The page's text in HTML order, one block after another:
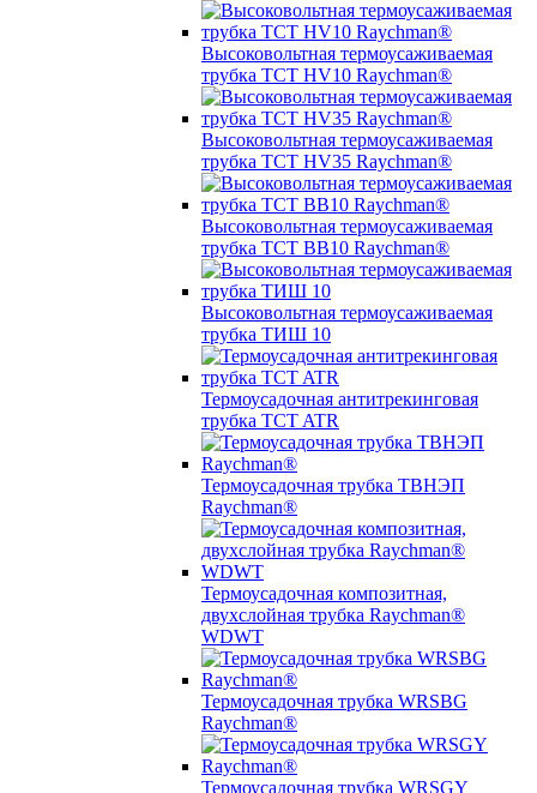
Высоковольтная термоусаживаемая
трубка TCT HV10 Raychman®
Высоковольтная термоусаживаемая
трубка TCT HV35 Raychman®
Высоковольтная термоусаживаемая
трубка TCT BB10 Raychman®
Высоковольтная термоусаживаемая
трубка ТИШ 10
Термоусадочная антитрекинговая
трубка TCT ATR
Термоусадочная трубка ТВНЭП
Raychman®
Термоусадочная композитная,
двухслойная трубка Raychman®
WDWT
Термоусадочная трубка WRSBG
Raychman®
Термоусадочная трубка WRSGY